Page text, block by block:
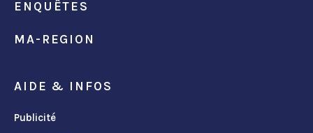
ENQUÊTES
MA-REGION
AIDE & INFOS
Publicité